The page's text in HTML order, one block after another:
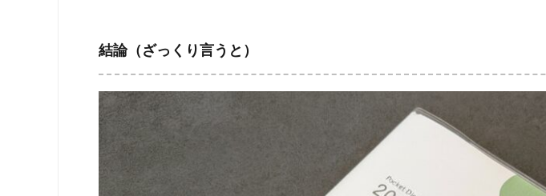
結論（ざっくり言うと）